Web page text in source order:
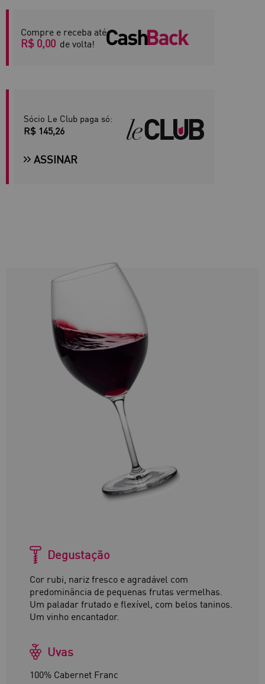
Compre e receba até
R$ 0,00 de volta!
Sócio Le Club paga só:
R$ 145,26
ASSINAR
Degustação
Cor rubi, nariz fresco e agradável com
predominância de pequenas frutas vermelhas.
Um paladar frutado e flexível, com belos taninos.
Um vinho encantador.
Uvas
100% Cabernet Franc